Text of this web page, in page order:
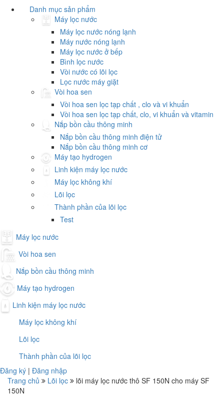
Danh mục sản phẩm
Máy lọc nước
Máy lọc nước nóng lạnh
Máy nước nóng lạnh
Máy lọc nước ở bếp
Bình lọc nước
Vòi nước có lõi lọc
Lọc nước máy giặt
Vòi hoa sen
Vòi hoa sen lọc tạp chất , clo và vi khuẩn
Vòi hoa sen lọc tạp chất, clo, vi khuẩn và vitamin
Nắp bồn cầu thông minh
Nắp bồn cầu thông minh điện tử
Nắp bồn cầu thông minh cơ
Máy tạo hydrogen
Linh kiện máy lọc nước
Máy lọc không khí
Lõi lọc
Thành phần của lõi lọc
Test
Máy lọc nước
Vòi hoa sen
Nắp bồn cầu thông minh
Máy tạo hydrogen
Linh kiện máy lọc nước
Máy lọc không khí
Lõi lọc
Thành phần của lõi lọc
Đăng ký | Đăng nhập
Trang chủ
Lõi lọc
lõi máy lọc nước thô SF 150N cho máy SF
150N